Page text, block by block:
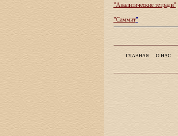
"Аналитические тетради"
"Саммит"
ГЛАВНАЯ О НАС